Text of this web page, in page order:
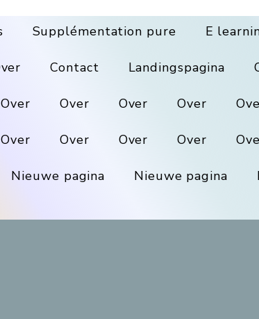
Supplémentation pure E
Contact Landingspagina
Over Over Over Over
Over Over Over Over
Nieuwe pagina Nieuwe pagina